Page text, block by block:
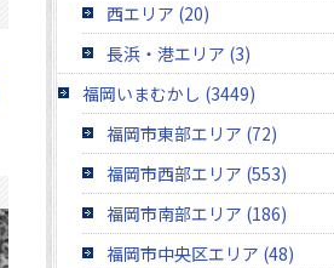
西エリア (20)
長浜・港エリア (3)
福岡いまむかし (3449)
福岡市東部エリア (72)
福岡市西部エリア (553)
福岡市南部エリア (186)
福岡市中央区エリア (48)